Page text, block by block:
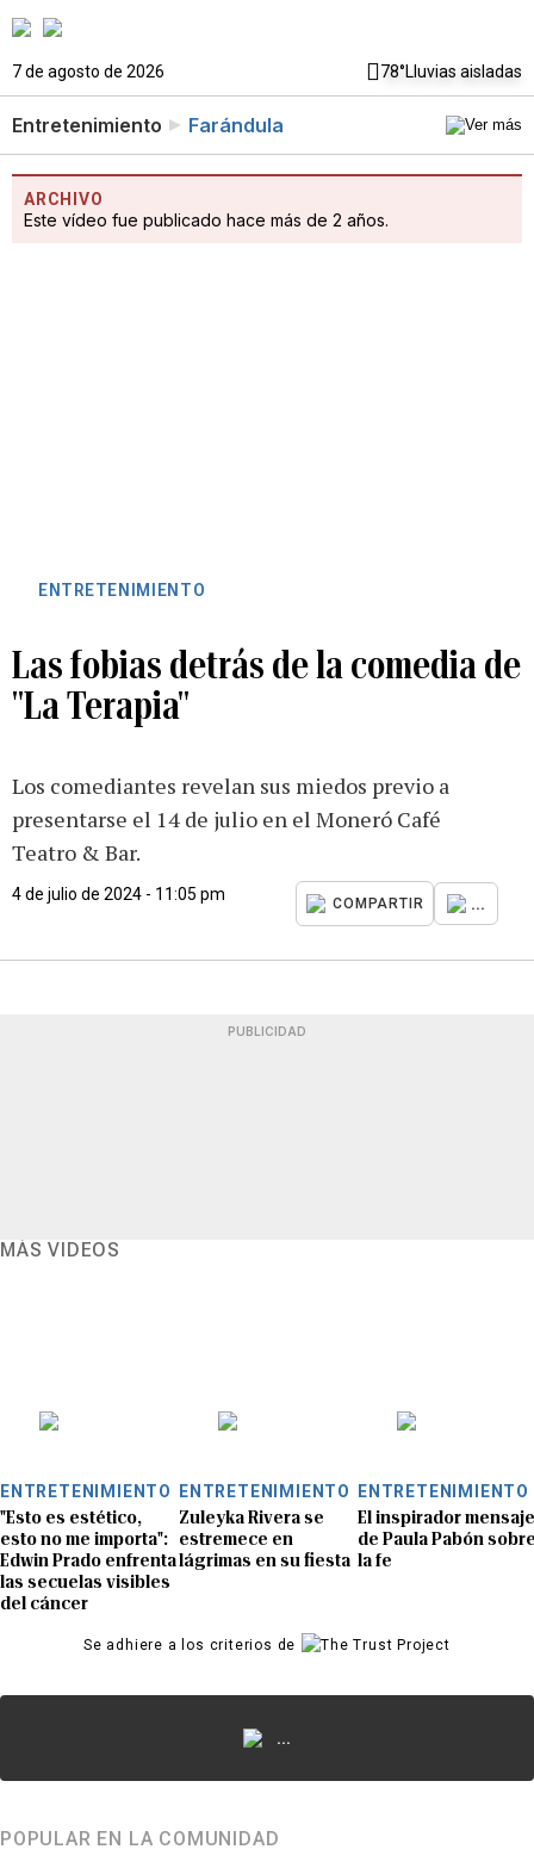
7 de agosto de 2026 78°Lluvias aisladas
Entretenimiento Farándula
ARCHIVO
Este vídeo fue publicado hace más de 2 años.
ENTRETENIMIENTO
Las fobias detrás de la comedia de
"La Terapia"
Los comediantes revelan sus miedos previo a
presentarse el 14 de julio en el Moneró Café
Teatro & Bar.
4 de julio de 2024 - 11:05 pm
COMPARTIR ...
PUBLICIDAD
MÁS VIDEOS
ENTRETENIMIENTO
"Esto es estético,
esto no me importa":
Edwin Prado enfrenta
las secuelas visibles
del cáncer
ENTRETENIMIENTO
Zuleyka Rivera se
estremece en
lágrimas en su fiesta
ENTRETENIMIENTO
El inspirador mensaje
de Paula Pabón
la fe
Se adhiere a los criterios de
...
POPULAR EN LA COMUNIDAD